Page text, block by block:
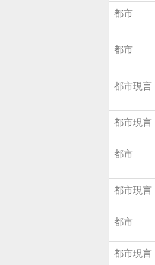
都市
都市
都市現言
都市現言
都市
都市現言
都市
都市現言